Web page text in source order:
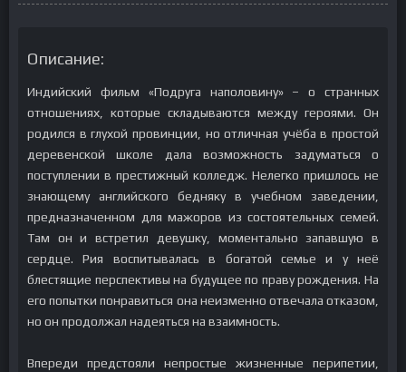
Описание:
Индийский фильм «Подруга наполовину» – о странных
отношениях, которые складываются между героями. Он
родился в глухой провинции, но отличная учёба в простой
деревенской школе дала возможность задуматься о
поступлении в престижный колледж. Нелегко пришлось не
знающему английского бедняку в учебном заведении,
предназначенном для мажоров из состоятельных семей.
Там он и встретил девушку, моментально запавшую в
сердце. Рия воспитывалась в богатой семье и у неё
блестящие перспективы на будущее по праву рождения. На
его попытки понравиться она неизменно отвечала отказом,
но он продолжал надеяться на взаимность.
Впереди предстояли непростые жизненные перипетии,